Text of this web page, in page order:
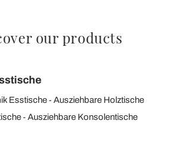
our products
Esstische
Ausziehbare Holztische
Ausziehbare Konsolentische